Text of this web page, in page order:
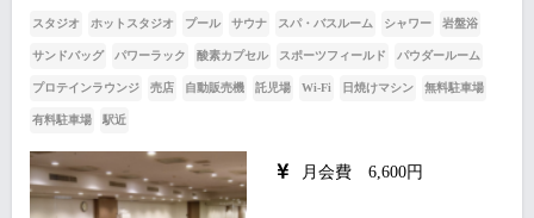
スタジオ ホットスタジオ プール サウナ スパ・バスルーム シャワー 岩盤浴
サンドバッグ パワーラック 酸素カプセル スポーツフィールド パウダールーム
プロテインラウンジ 売店 自動販売機 託児場 Wi-Fi 日焼けマシン 無料駐車場
有料駐車場 駅近
月会費 6,600円